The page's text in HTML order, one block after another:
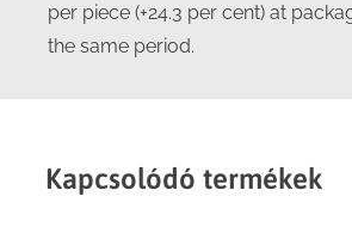
per piece (+24.3 per cent) at
the same period.
Kapcsolódó termékek